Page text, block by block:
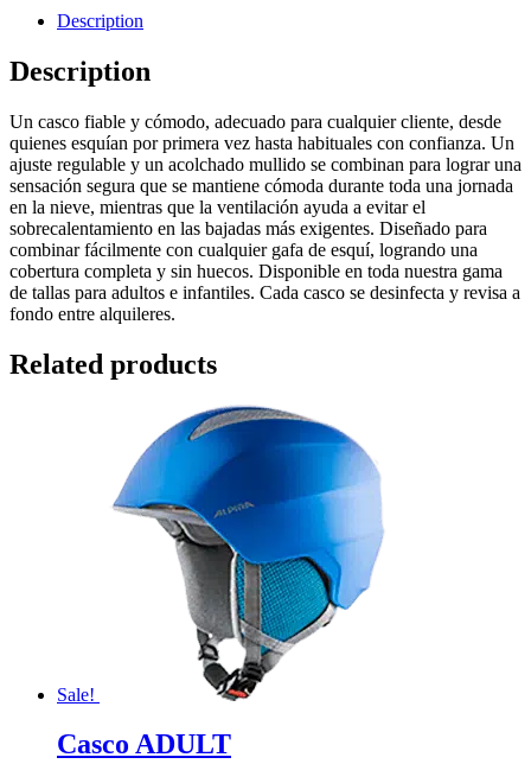
Description
Description
Un casco fiable y cómodo, adecuado para cualquier cliente, desde
quienes esquían por primera vez hasta habituales con confianza. Un
ajuste regulable y un acolchado mullido se combinan para lograr una
sensación segura que se mantiene cómoda durante toda una jornada
en la nieve, mientras que la ventilación ayuda a evitar el
sobrecalentamiento en las bajadas más exigentes. Diseñado para
combinar fácilmente con cualquier gafa de esquí, logrando una
cobertura completa y sin huecos. Disponible en toda nuestra gama
de tallas para adultos e infantiles. Cada casco se desinfecta y revisa a
fondo entre alquileres.
Related products
Sale!
Casco ADULT